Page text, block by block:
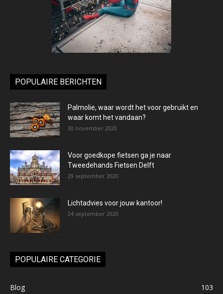
POPULAIRE BERICHTEN
Palmolie, waar wordt het voor gebruikt en
waar komt het vandaan?
30 november 2020
Voor goedkope fietsen ga je naar
Tweedehands Fietsen Delft
29 september 2020
Lichtadvies voor jouw kantoor!
24 september 2020
POPULAIRE CATEGORIE
Blog 103